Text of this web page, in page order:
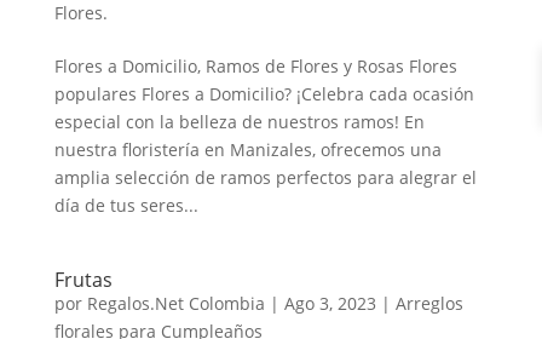
Flores.
Flores a Domicilio, Ramos de Flores y Rosas Flores
populares Flores a Domicilio? ¡Celebra cada ocasión
especial con la belleza de nuestros ramos! En
nuestra floristería en Manizales, ofrecemos una
amplia selección de ramos perfectos para alegrar el
día de tus seres...
Frutas
por Regalos.Net Colombia | Ago 3, 2023 | Arreglos
florales para Cumpleaños